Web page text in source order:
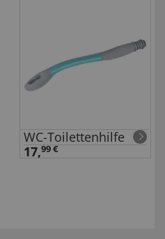
WC-Toilettenhilfe
17,99 €